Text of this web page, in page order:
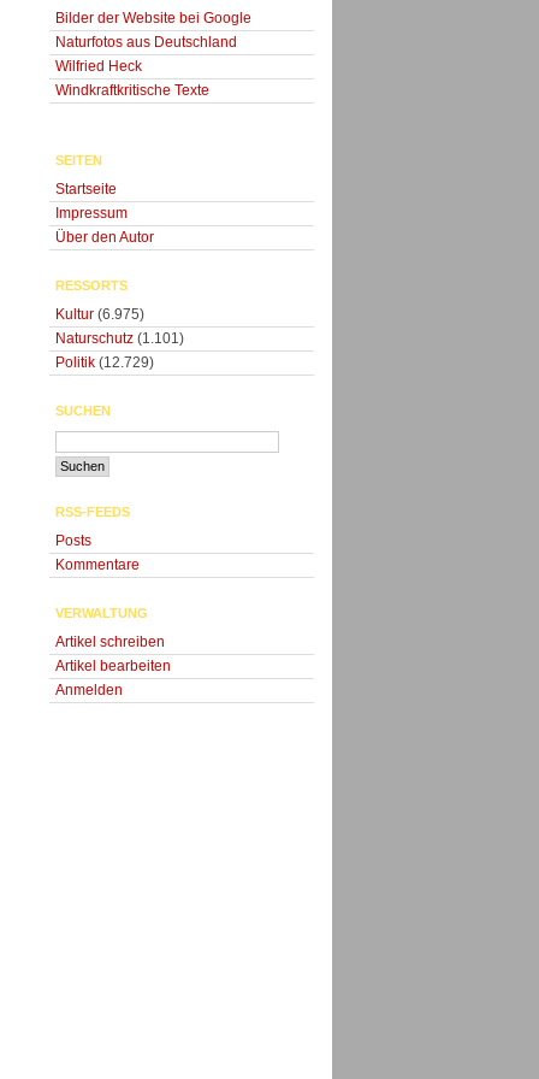
Bilder der Website bei Google
Naturfotos aus Deutschland
Wilfried Heck
Windkraftkritische Texte
SEITEN
Startseite
Impressum
Über den Autor
RESSORTS
Kultur (6.975)
Naturschutz (1.101)
Politik (12.729)
SUCHEN
RSS-FEEDS
Posts
Kommentare
VERWALTUNG
Artikel schreiben
Artikel bearbeiten
Anmelden